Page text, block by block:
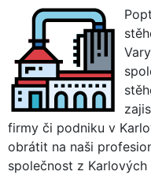
firmy či podniku v
obrátit na naši
společnost z